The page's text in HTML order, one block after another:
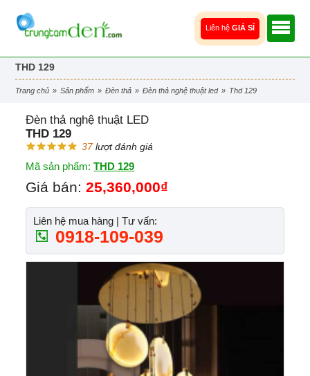
Liên hệ GIÁ SỈ
THD 129
trang chủ » sản phẩm » đèn thả » đèn thả nghệ thuật led » thd 129
Đèn thả nghệ thuật LED
THD 129
37lượt đánh giá
Mã sản phẩm:THD 129
Giá bán:25,360,000₫
Liên hệ mua hàng | Tư vấn:
0918-109-039